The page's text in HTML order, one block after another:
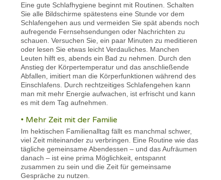
Eine gute Schlafhygiene beginnt mit Routinen. Schalten
Sie alle Bildschirme spätestens eine Stunde vor dem
Schlafengehen aus und vermeiden Sie spät abends noch
aufregende Fernsehsendungen oder Nachrichten zu
schauen. Versuchen Sie, ein paar Minuten zu meditieren
oder lesen Sie etwas leicht Verdauliches. Manchen
Leuten hilft es, abends ein Bad zu nehmen. Durch den
Anstieg der Körpertemperatur und das anschließende
Abfallen, imitiert man die Körperfunktionen während des
Einschlafens. Durch rechtzeitiges Schlafengehen kann
man mit mehr Energie aufwachen, ist erfrischt und kann
es mit dem Tag aufnehmen.
• Mehr Zeit mit der Familie
Im hektischen Familienalltag fällt es manchmal schwer,
viel Zeit miteinander zu verbringen. Eine Routine wie das
tägliche gemeinsame Abendessen – und das Aufräumen
danach – ist eine prima Möglichkeit, entspannt
zusammen zu sein und die Zeit für gemeinsame
Gespräche zu nutzen.